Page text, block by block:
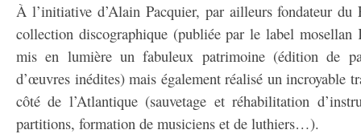
À l’initiative d’Alain Pacquier, par ailleurs fondateur du
collection discographique (publiée par le label mosellan
mis en lumière un fabuleux patrimoine (édition de
d’œuvres inédites) mais également réalisé un incroyable
côté de l’Atlantique (sauvetage et réhabilitation
partitions, formation de musiciens et de luthiers…).